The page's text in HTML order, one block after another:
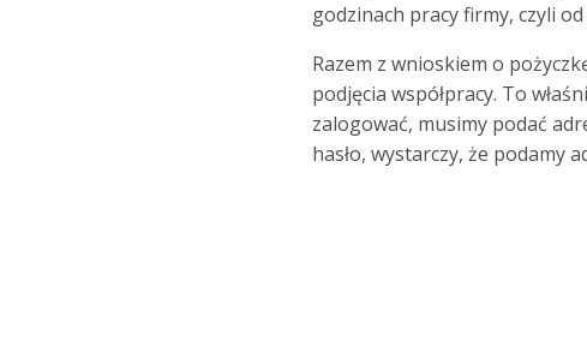
godzinach pracy firmy, czyli
Razem z wnioskiem o
podjęcia współpracy. To
zalogować, musimy podać
hasło, wystarczy, że podamy